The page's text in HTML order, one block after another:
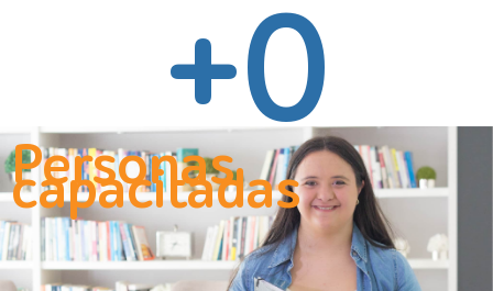
Personas
capacitadas
+0